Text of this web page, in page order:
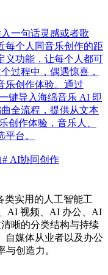
一句话灵感或者歌
每个人同音乐创作的距
义功能，让每个人都可
过程中，偶遇惊喜，
乐创作体验。通过
键导入海绵音乐 AI 即
全流程，提供从文本
创作体验，音乐人、
台。
# AI协同创作
类实用的人工智能工
AI 视频、AI 办公、AI
晰的分类结构与持续
自媒体从业者以及办公
创造力。